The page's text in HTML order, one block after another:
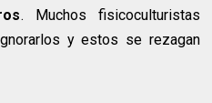
. Muchos fisicoculturistas
y estos se rezagan